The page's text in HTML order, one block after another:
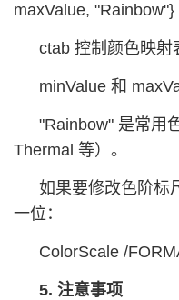
maxValue, "Rainbow"}
ctab 控制颜色映射
minValue 和
"Rainbow" 是常用
Thermal 等）。
如果要修改色阶标
一位：
ColorScale /
5. 注意事项